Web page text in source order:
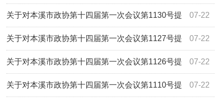
案的答复 07-22
关于对本溪市政协第十四届第一次会议第1130号提
案的答复 07-22
关于对本溪市政协第十四届第一次会议第1127号提
案的答复 07-22
关于对本溪市政协第十四届第一次会议第1126号提
案的答复 07-22
关于对本溪市政协第十四届第一次会议第1110号提